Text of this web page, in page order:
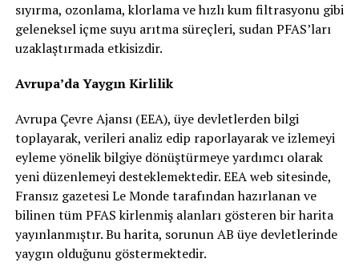
sıyırma, ozonlama, klorlama ve hızlı kum filtrasyonu gibi
geleneksel içme suyu arıtma süreçleri, sudan PFAS’ları
uzaklaştırmada etkisizdir.
Avrupa’da Yaygın Kirlilik
Avrupa Çevre Ajansı (EEA), üye devletlerden bilgi
toplayarak, verileri analiz edip raporlayarak ve izlemeyi
eyleme yönelik bilgiye dönüştürmeye yardımcı olarak
yeni düzenlemeyi desteklemektedir. EEA web sitesinde,
Fransız gazetesi Le Monde tarafından hazırlanan ve
bilinen tüm PFAS kirlenmiş alanları gösteren bir harita
yayınlanmıştır. Bu harita, sorunun AB üye devletlerinde
yaygın olduğunu göstermektedir.